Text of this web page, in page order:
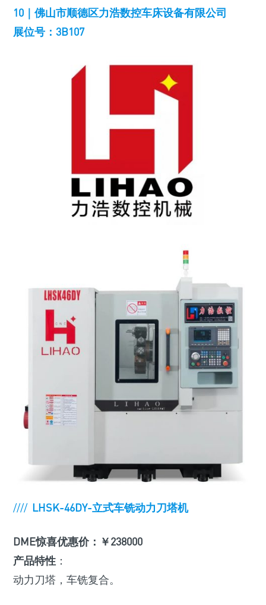
10｜佛山市顺德区力浩数控车床设备有限公司
展位号：3B107
//// LHSK-46DY-立式车铣动力刀塔机
DME惊喜优惠价：￥238000
产品特性 ：
动力刀塔，车铣复合。